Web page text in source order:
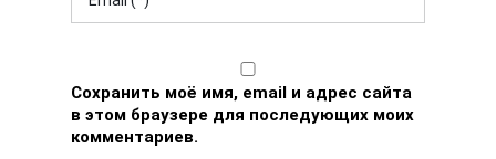
Сохранить моё имя, email и адрес сайта
в этом браузере для последующих моих
комментариев.